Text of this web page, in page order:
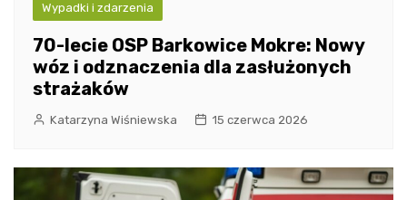
Wypadki i zdarzenia
70-lecie OSP Barkowice Mokre: Nowy
wóz i odznaczenia dla zasłużonych
strażaków
Katarzyna Wiśniewska 15 czerwca 2026